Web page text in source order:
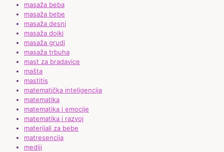
masaža beba
masaža bebe
masaža desni
masaža dojki
masaža grudi
masaža trbuha
mast za bradavice
mašta
mastitis
matematička inteligencija
matematika
matematika i emocije
matematika i razvoj
materijali za bebe
matresencija
mediji